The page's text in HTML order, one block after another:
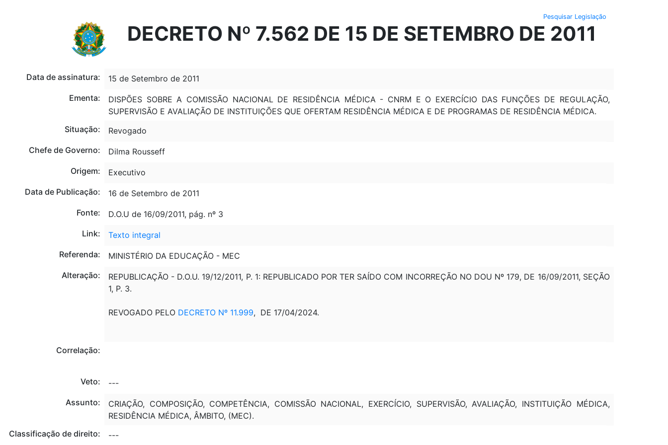
Pesquisar Legislação
DECRETO Nº 7.562 DE 15 DE SETEMBRO DE 2011
Data de assinatura:
15 de Setembro de 2011
Ementa:
DISPÕES SOBRE A COMISSÃO NACIONAL DE RESIDÊNCIA MÉDICA - CNRM E O EXERCÍCIO DAS FUNÇÕES DE REGULAÇÃO,
SUPERVISÃO E AVALIAÇÃO DE INSTITUIÇÕES QUE OFERTAM RESIDÊNCIA MÉDICA E DE PROGRAMAS DE RESIDÊNCIA MÉDICA.
Situação:
Revogado
Chefe de Governo:
Dilma Rousseff
Origem:
Executivo
Data de Publicação:
16 de Setembro de 2011
Fonte:
D.O.U de 16/09/2011, pág. nº 3
Link:
Texto integral
Referenda:
MINISTÉRIO DA EDUCAÇÃO - MEC
Alteração:
REPUBLICAÇÃO - D.O.U. 19/12/2011, P. 1: REPUBLICADO POR TER SAÍDO COM INCORREÇÃO NO DOU Nº 179, DE 16/09/2011, SEÇÃO
1, P. 3.
REVOGADO PELODECRETO Nº 11.999, DE 17/04/2024.
Correlação:
Veto:
---
Assunto:
CRIAÇÃO, COMPOSIÇÃO, COMPETÊNCIA, COMISSÃO NACIONAL, EXERCÍCIO, SUPERVISÃO, AVALIAÇÃO, INSTITUIÇÃO MÉDICA,
RESIDÊNCIA MÉDICA, ÂMBITO, (MEC).
Classificação de direito:
---